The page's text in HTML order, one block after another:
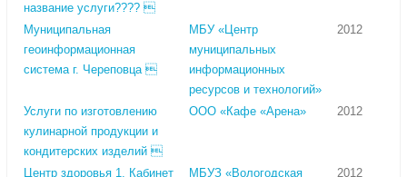
название услуги???? 
Муниципальная
геоинформационная
система г. Череповца 
МБУ «Центр
муниципальных
информационных
ресурсов и технологий»
2012
Услуги по изготовлению
кулинарной продукции и
кондитерских изделий 
ООО «Кафе «Арена» 2012
Центр здоровья 1. Кабинет
МБУЗ «Вологодская
2012